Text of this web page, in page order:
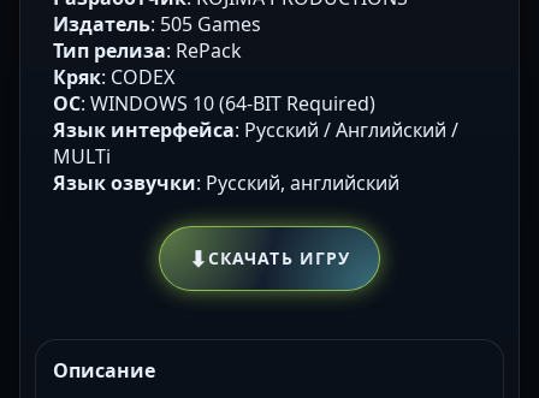
Издатель: 505 Games
Тип релиза: RePack
Кряк: CODEX
ОС: WINDOWS 10 (64-BIT Required)
Язык интерфейса: Русский / Английский /
MULTi
Язык озвучки: Русский, английский
⬇СКАЧАТЬ ИГРУ
Описание